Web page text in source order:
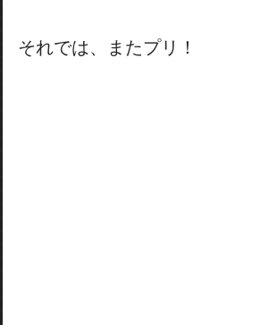
それでは、またプリ！